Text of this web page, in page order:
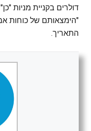
"הימצאותם של כוחות
התאריך.